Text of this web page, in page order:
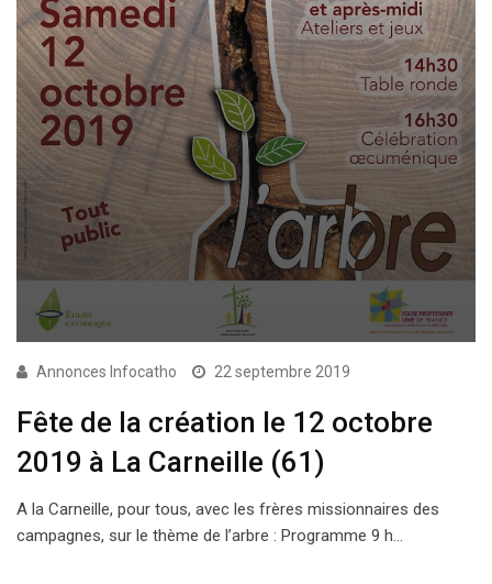
Annonces Infocatho 22 septembre 2019
Fête de la création le 12 octobre
2019 à La Carneille (61)
A la Carneille, pour tous, avec les frères missionnaires des
campagnes, sur le thème de l’arbre : Programme 9 h…